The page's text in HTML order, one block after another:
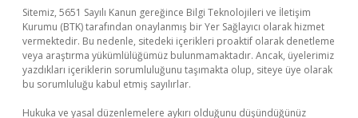
Sitemiz, 5651 Sayılı Kanun gereğince Bilgi Teknolojileri ve İletişim
Kurumu (BTK) tarafından onaylanmış bir Yer Sağlayıcı olarak hizmet
vermektedir. Bu nedenle, sitedeki içerikleri proaktif olarak denetleme
veya araştırma yükümlülüğümüz bulunmamaktadır. Ancak, üyelerimiz
yazdıkları içeriklerin sorumluluğunu taşımakta olup, siteye üye olarak
bu sorumluluğu kabul etmiş sayılırlar.
Hukuka ve yasal düzenlemelere aykırı olduğunu düşündüğünüz